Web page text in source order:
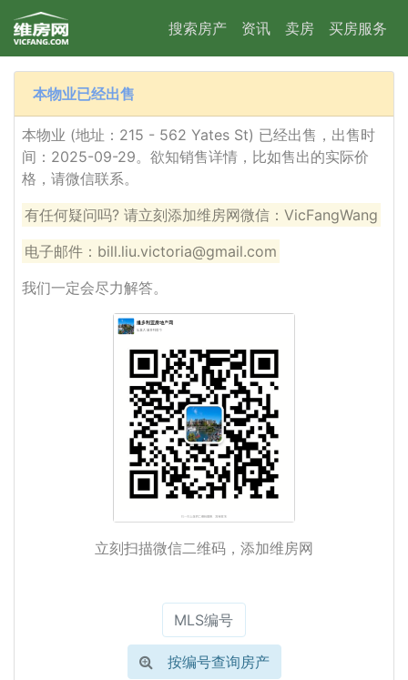
搜索房产 资讯 卖房 买房服务
本物业已经出售
本物业 (地址：215 - 562 Yates St) 已经出售，出售时
间：2025-09-29。欲知销售详情，比如售出的实际价
格，请微信联系。
有任何疑问吗? 请立刻添加维房网微信：VicFangWang
电子邮件：bill.liu.victoria@gmail.com
我们一定会尽力解答。
立刻扫描微信二维码，添加维房网
按编号查询房产